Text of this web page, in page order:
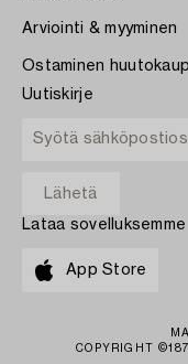
Arviointi & myyminen
Ostaminen
Uutiskirje
Lataa sovelluksemme
App Store
COPYRIGHT